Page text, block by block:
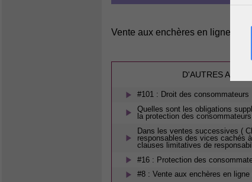
Vente aux enchères en ligne (
D'AUTRES
#101 : Droit des consommateurs
Quelles sont les obligations
la protection des
Dans les ventes successives (
responsables des vices cachés
clauses limitatives de
#16 : Protection des
#8 : Vente aux enchères en ligne